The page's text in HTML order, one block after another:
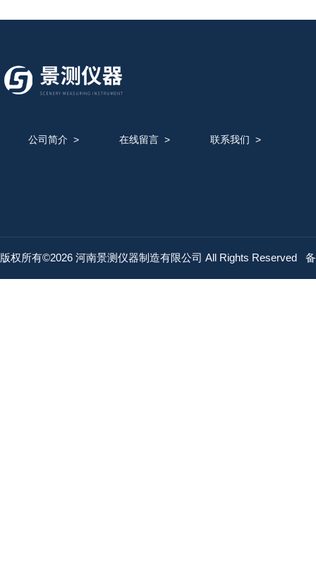
公司简介 > 在线留言> 联系我们 >
版权所有©2026 河南景测仪器制造有限公司 All Rights Reserved